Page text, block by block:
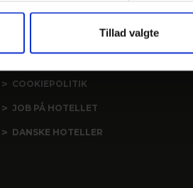
Tillad valgte
PRAKTISK INFO
GENERELLE BESTEMMELSER
COOKIEPOLITIK
JOB PÅ HOTELLET
DANSKE HOTELLER